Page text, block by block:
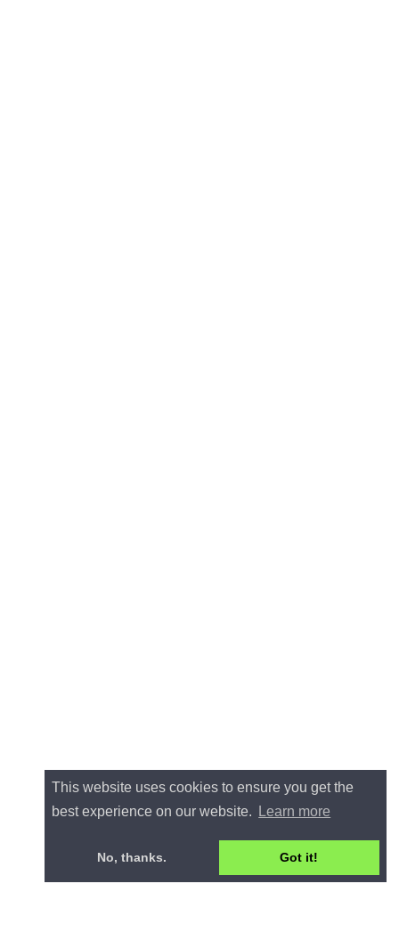
This website uses cookies to ensure you get the
best experience on our website.
Learn more
No, thanks. Got it!